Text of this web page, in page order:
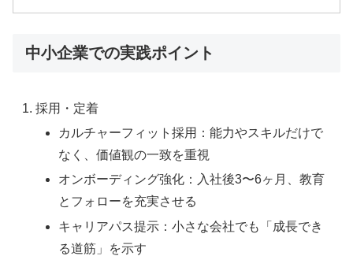
中小企業での実践ポイント
採用・定着
カルチャーフィット採用：能力やスキルだけで
なく、価値観の一致を重視
オンボーディング強化：入社後3〜6ヶ月、教育
とフォローを充実させる
キャリアパス提示：小さな会社でも「成長でき
る道筋」を示す